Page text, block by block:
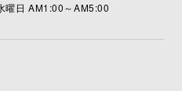
曜日 AM1:00～AM5:00